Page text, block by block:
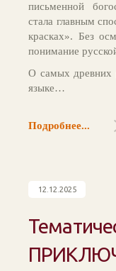
письменной
стала главным
красках». Без
понимание
О самых древних
языке…
Подробнее...
12.12.2025